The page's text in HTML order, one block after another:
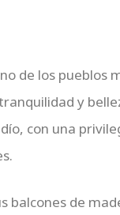
de los
y
con una
balcones de